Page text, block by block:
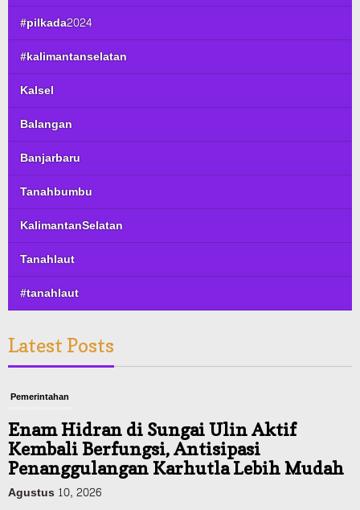
#pilkada2024
#kalimantanselatan
Kalsel
Balangan
Banjarbaru
Tanahbumbu
KalimantanSelatan
Tanahlaut
#tanahlaut
Latest Posts
Pemerintahan
Enam Hidran di Sungai Ulin Aktif
Kembali Berfungsi, Antisipasi
Penanggulangan Karhutla Lebih Mudah
Agustus 10, 2026